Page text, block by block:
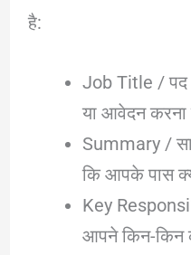
है:
Job Title / पद
या आवेदन करना
Summary /
कि आपके पास
Key
आपने किन-किन